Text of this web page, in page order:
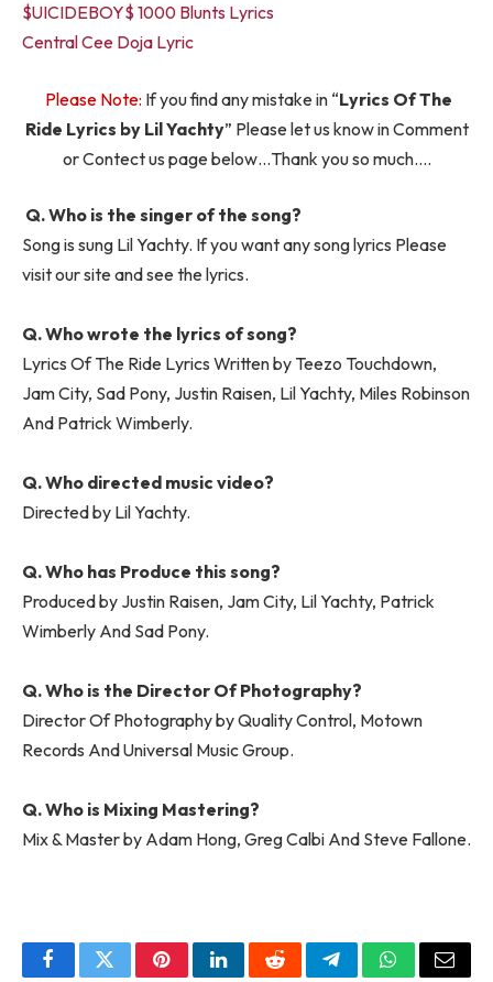
$UICIDEBOY$ 1000 Blunts Lyrics
Central Cee Doja Lyric
Please Note: If you find any mistake in “Lyrics Of ​​The
Ride Lyrics by Lil Yachty” Please let us know in Comment
or Contect us page below…Thank you so much….
Q. Who is the singer of the song?
Song is sung Lil Yachty. If you want any song lyrics Please
visit our site and see the lyrics.
Q. Who wrote the lyrics of song?
Lyrics Of ​​The Ride Lyrics Written by Teezo Touchdown,
Jam City, Sad Pony, Justin Raisen, Lil Yachty, Miles Robinson
And Patrick Wimberly.
Q. Who directed music video?
Directed by Lil Yachty.
Q. Who has Produce this song?
Produced by Justin Raisen, Jam City, Lil Yachty, Patrick
Wimberly And Sad Pony.
Q. Who is the Director Of Photography?
Director Of Photography by Quality Control, Motown
Records And Universal Music Group.
Q. Who is Mixing Mastering?
Mix & Master by Adam Hong, Greg Calbi And Steve Fallone.
FacebookTwitterPinterestLinkedInRedditTelegramWhatsApp
Email